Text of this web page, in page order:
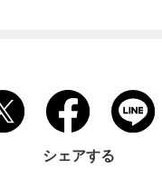
シェアする